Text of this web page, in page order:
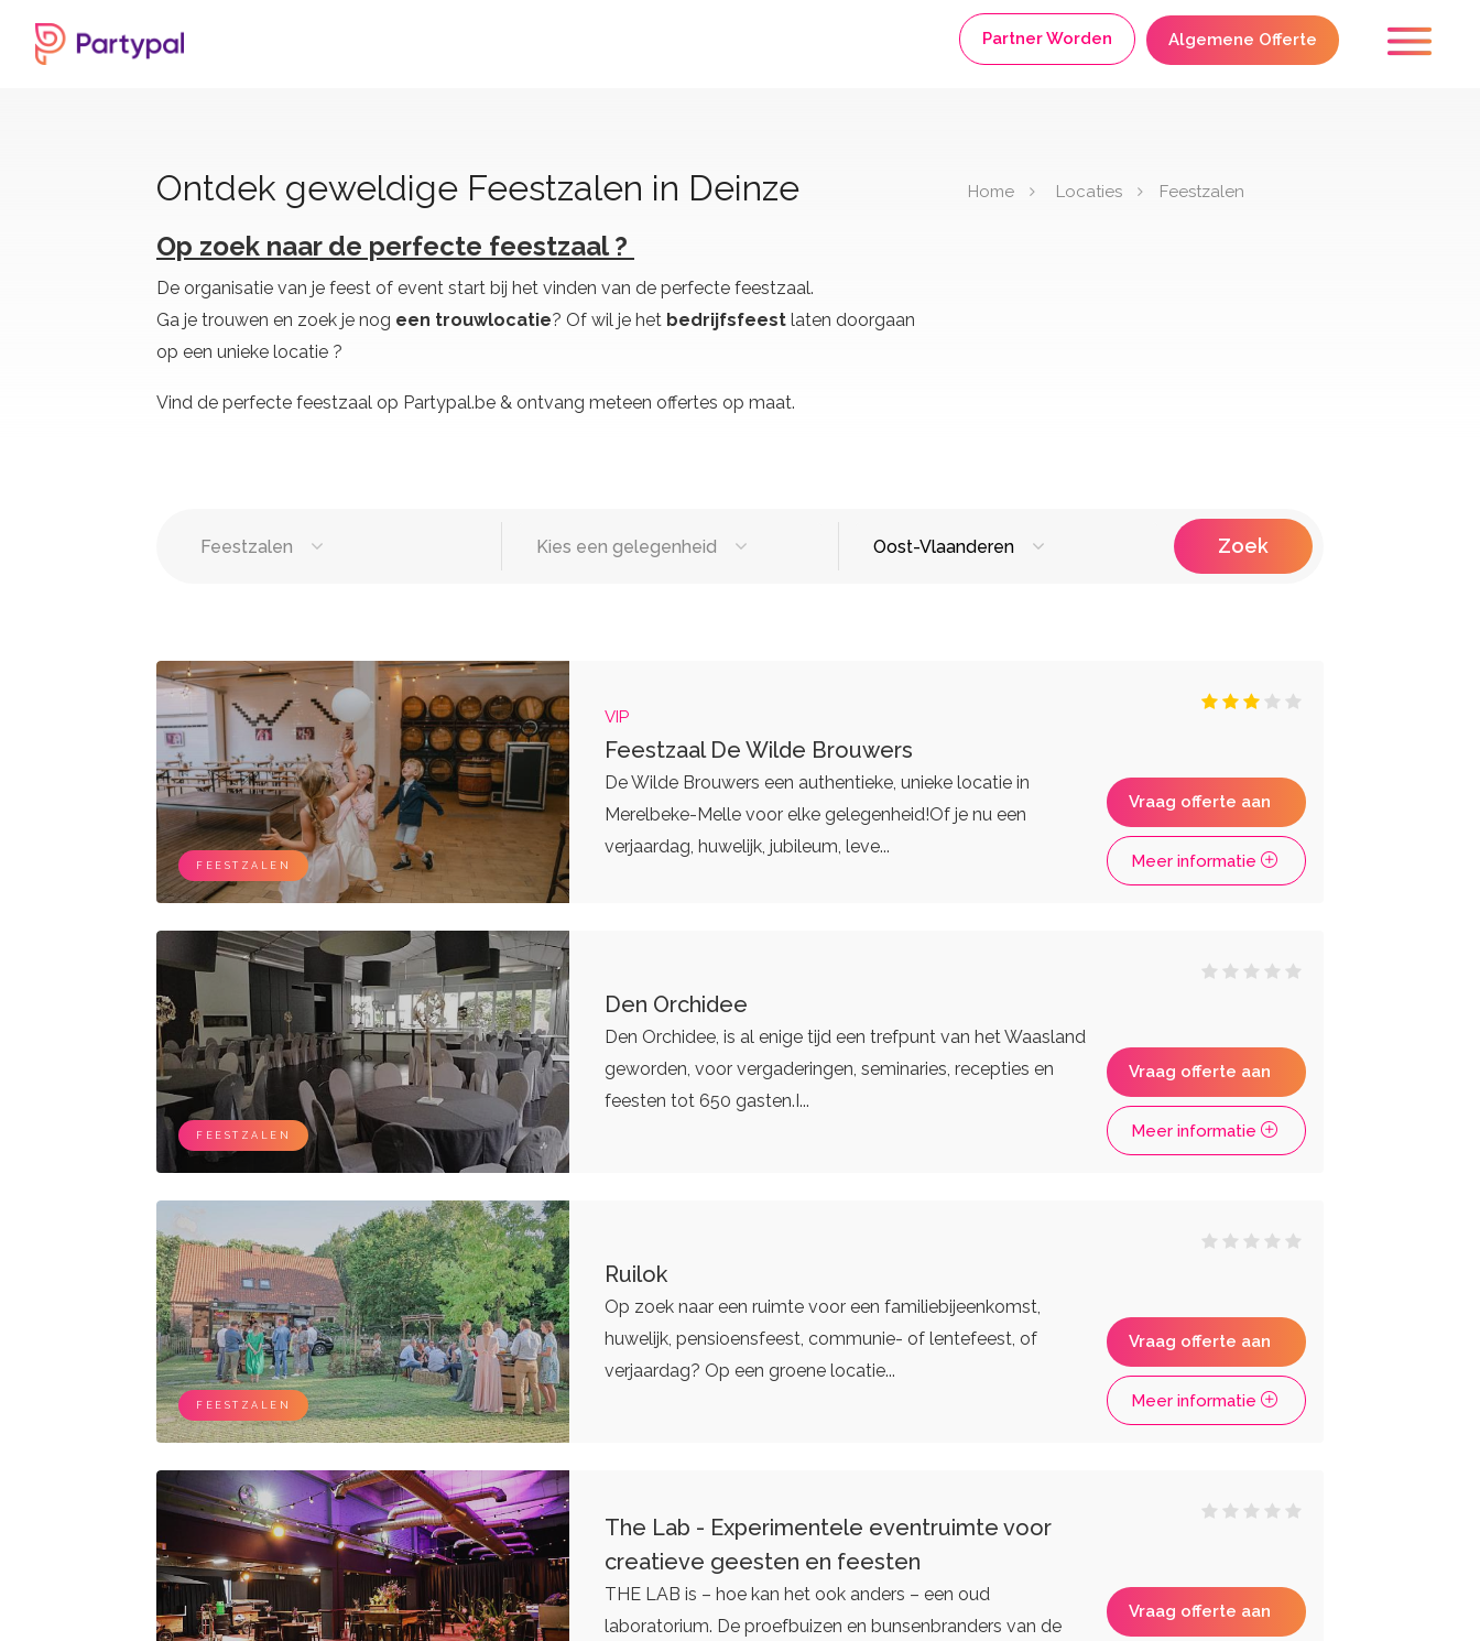
Partner Worden Algemene Offerte
Ontdek geweldige Feestzalen in Deinze
Op zoek naar de perfecte feestzaal ?
De organisatie van je feest of event start bij het vinden van de perfecte feestzaal.
Ga je trouwen en zoek je nog een trouwlocatie? Of wil je het bedrijfsfeest laten doorgaan
op een unieke locatie ?
Vind de perfecte feestzaal op Partypal.be & ontvang meteen offertes op maat.
Home Locaties Feestzalen
Feestzalen
Tenten
Wc wagen
Lichtletters
Aankleding
Videografie
Feestzalen
Vergaderzalen
Seminarieruimte
Live bands
Weddingplanners
Kies een gelegenheid Oost-Vlaanderen Zoek
FEESTZALEN
VIP
Feestzaal De Wilde Brouwers
De Wilde Brouwers een authentieke, unieke locatie in
Merelbeke-Melle voor elke gelegenheid!Of je nu een
verjaardag, huwelijk, jubileum, leve...
Vraag offerte aan
Meer informatie
FEESTZALEN
Den Orchidee
Den Orchidee, is al enige tijd een trefpunt van het Waasland
geworden, voor vergaderingen, seminaries, recepties en
feesten tot 650 gasten.I...
Vraag offerte aan
Meer informatie
FEESTZALEN
Ruilok
Op zoek naar een ruimte voor een familiebijeenkomst,
huwelijk, pensioensfeest, communie- of lentefeest, of
verjaardag? Op een groene locatie...
Vraag offerte aan
Meer informatie
The Lab - Experimentele eventruimte voor
creatieve geesten en feesten
THE LAB is – hoe kan het ook anders – een oud
laboratorium. De proefbuizen en bunsenbranders van de
Vraag offerte aan